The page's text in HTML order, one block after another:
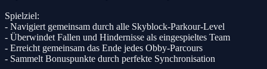
Spielziel:
- Navigiert gemeinsam durch alle Skyblock-Parkour-Level
- Überwindet Fallen und Hindernisse als eingespieltes Team
- Erreicht gemeinsam das Ende jedes Obby-Parcours
- Sammelt Bonuspunkte durch perfekte Synchronisation